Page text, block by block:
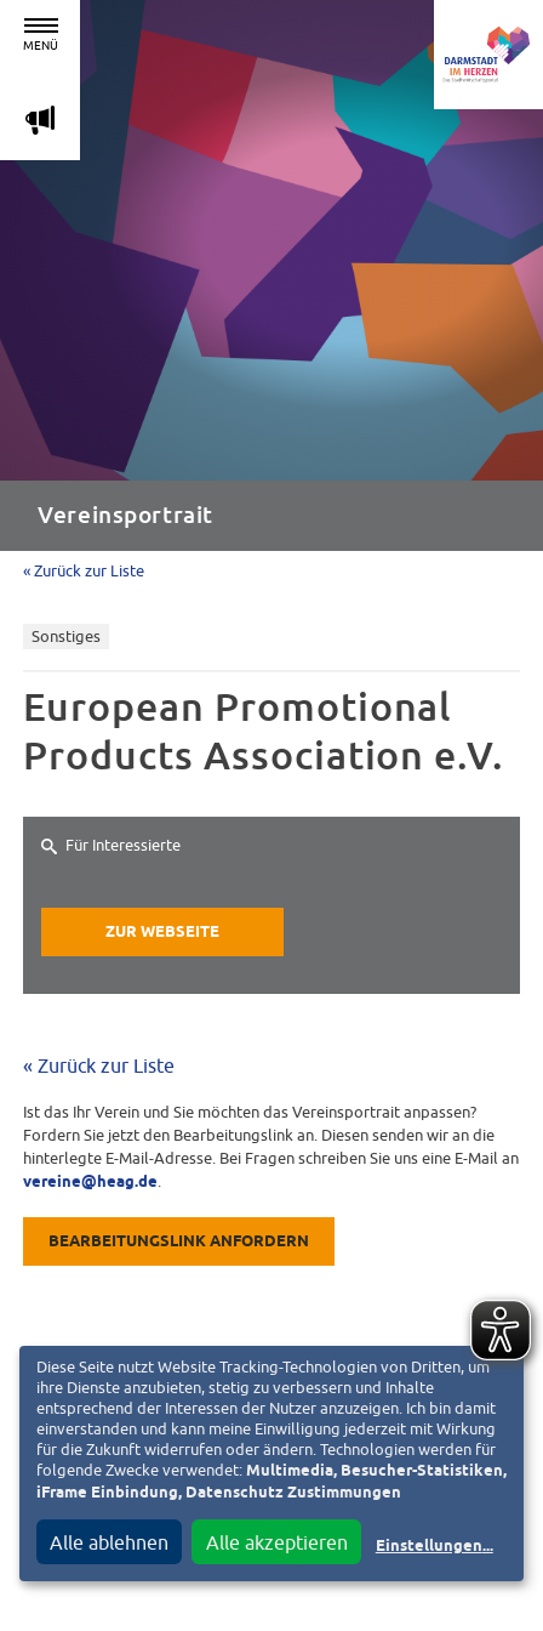
MENÜ
m
Vereinsportrait
« Zurück zur Liste
Sonstiges
European Promotional
Products Association e.V.
Für Interessierte
ZUR WEBSEITE
« Zurück zur Liste
Ist das Ihr Verein und Sie möchten das Vereinsportrait anpassen?
Fordern Sie jetzt den Bearbeitungslink an. Diesen senden wir an die
hinterlegte E-Mail-Adresse. Bei Fragen schreiben Sie uns eine E-Mail an
vereine@heag.de.
BEARBEITUNGSLINK ANFORDERN
Diese Seite nutzt Website Tracking-Technologien von Dritten, um
ihre Dienste anzubieten, stetig zu verbessern und Inhalte
entsprechend der Interessen der Nutzer anzuzeigen. Ich bin damit
einverstanden und kann meine Einwilligung jederzeit mit Wirkung
für die Zukunft widerrufen oder ändern. Technologien werden für
folgende Zwecke verwendet: Multimedia, Besucher-Statistiken,
iFrame Einbindung, Datenschutz Zustimmungen
Alle ablehnen Alle akzeptieren Einstellungen...